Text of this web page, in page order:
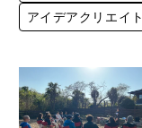
アイデア​クリエイト